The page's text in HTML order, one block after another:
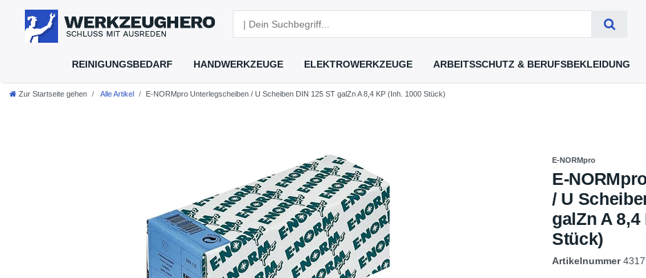
REINIGUNGSBEDARF HANDWERKZEUGE ELEKTROWERKZEUGE ARBEITSSCHUTZ & BERUFSBEKLEIDUNG
Zur Startseite gehen Alle Artikel E-NORMpro Unterlegscheiben / U Scheiben DIN 125 ST galZn A 8,4 KP (Inh. 1000 Stück)
E-NORMpro
E-
/ U
galZn A 8,4
Stück)
Artikelnummer